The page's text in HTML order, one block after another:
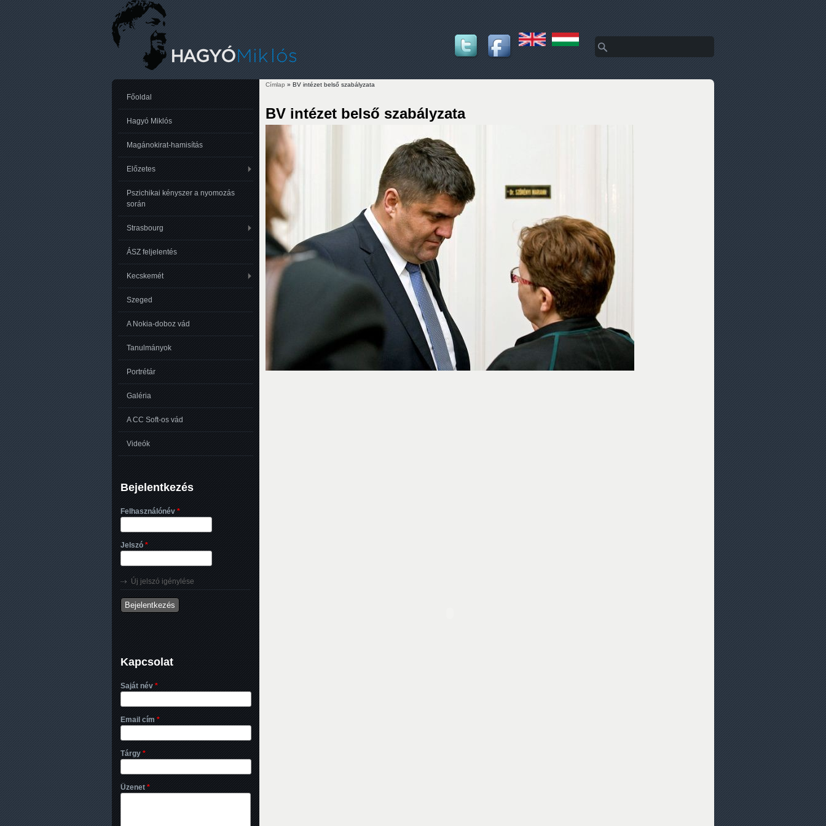
Keresés űrlap
Keresés
Címlap » BV intézet belső szabályzata
BV intézet belső szabályzata
Főoldal
Hagyó Miklós
Magánokirat-hamisítás
Előzetes
Pszichikai kényszer a nyomozás
során
Strasbourg
ÁSZ feljelentés
Kecskemét
Szeged
A Nokia-doboz vád
Tanulmányok
Portrétár
Galéria
A CC Soft-os vád
Videók
Bejelentkezés
Felhasználónév *
Jelszó *
Új jelszó igénylése
Kapcsolat
Saját név *
Email cím *
Tárgy *
Üzenet *